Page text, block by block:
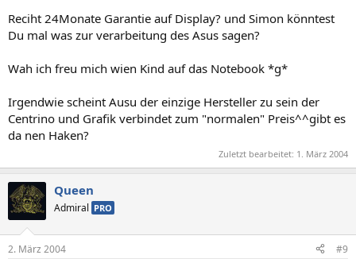
Reciht 24Monate Garantie auf Display? und Simon könntest
Du mal was zur verarbeitung des Asus sagen?
Wah ich freu mich wien Kind auf das Notebook *g*
Irgendwie scheint Ausu der einzige Hersteller zu sein der
Centrino und Grafik verbindet zum "normalen" Preis^^gibt es
da nen Haken?
Zuletzt bearbeitet: 1. März 2004
Queen
Admiral PRO
2. März 2004 #9